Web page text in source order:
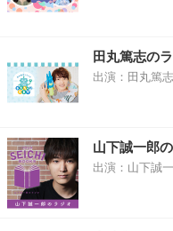
田丸篤志の
出演：田丸篤志
山下誠一郎
出演：山下誠